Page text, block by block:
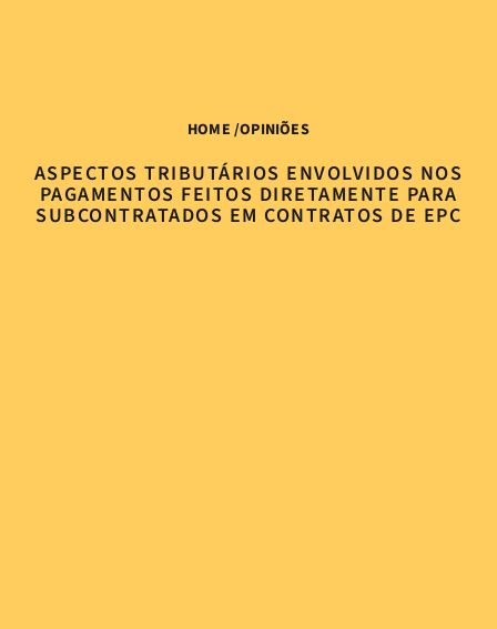
HOME /OPINIÕES
ASPECTOS TRIBUTÁRIOS ENVOLVIDOS NOS
PAGAMENTOS FEITOS DIRETAMENTE PARA
SUBCONTRATADOS EM CONTRATOS DE EPC